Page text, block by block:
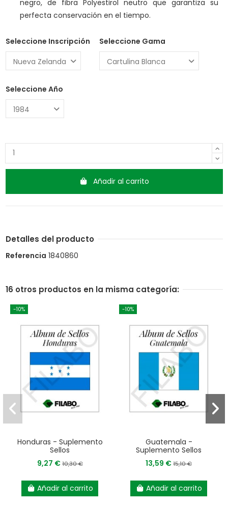
negro, de fibra Polyestirol neutro que garantiza su
perfecta conservación en el tiempo.
Seleccione Inscripción Seleccione Gama
Seleccione Año
Añadir al carrito
Detalles del producto
Referencia 1840860
16 otros productos en la misma categoría:
-10%
Honduras - Suplemento
Sellos
9,27 €10,30 €
Añadir al carrito
-10%
Guatemala -
Suplemento Sellos
13,59 €15,10 €
Añadir al carrito